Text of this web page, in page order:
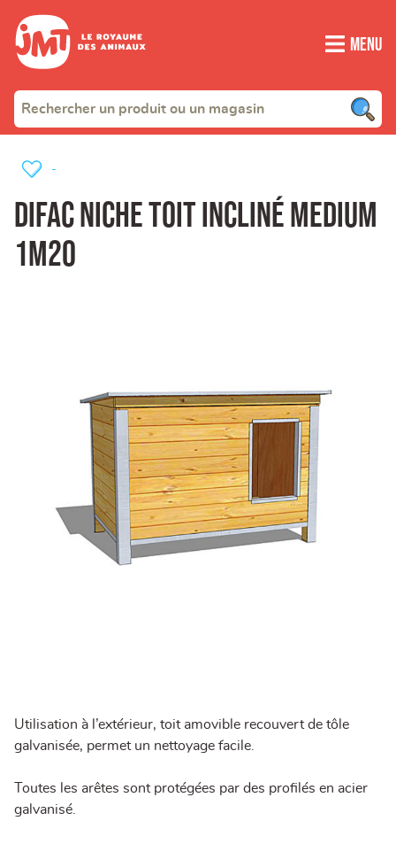
Menu
Difac Niche Toit Incliné Medium
1m20
-
Utilisation à l’extérieur, toit amovible recouvert de tôle
galvanisée, permet un nettoyage facile.
Toutes les arêtes sont protégées par des profilés en acier
galvanisé.